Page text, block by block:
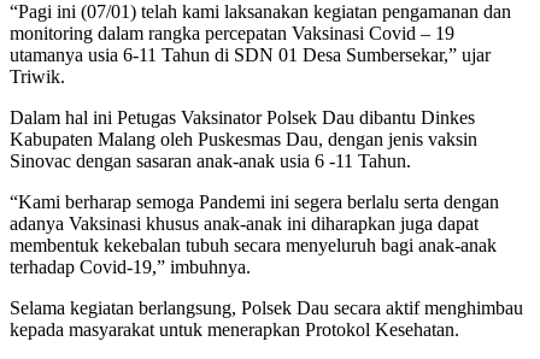
“Pagi ini (07/01) telah kami laksanakan kegiatan pengamanan dan
monitoring dalam rangka percepatan Vaksinasi Covid – 19
utamanya usia 6-11 Tahun di SDN 01 Desa Sumbersekar,” ujar
Triwik.
Dalam hal ini Petugas Vaksinator Polsek Dau dibantu Dinkes
Kabupaten Malang oleh Puskesmas Dau, dengan jenis vaksin
Sinovac dengan sasaran anak-anak usia 6 -11 Tahun.
“Kami berharap semoga Pandemi ini segera berlalu serta dengan
adanya Vaksinasi khusus anak-anak ini diharapkan juga dapat
membentuk kekebalan tubuh secara menyeluruh bagi anak-anak
terhadap Covid-19,” imbuhnya.
Selama kegiatan berlangsung, Polsek Dau secara aktif menghimbau
kepada masyarakat untuk menerapkan Protokol Kesehatan.